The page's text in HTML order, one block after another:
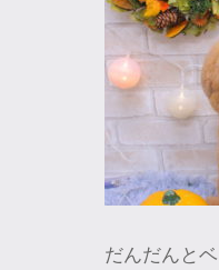
だんだんと